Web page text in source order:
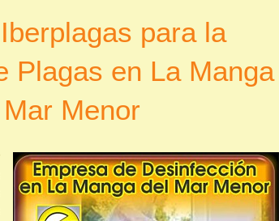
para la
Plagas en La Manga
Menor